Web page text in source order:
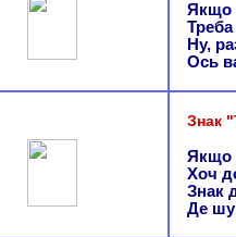
Якщо
Ну,
Ось
Знак
Якщо
Хоч
Знак
Де